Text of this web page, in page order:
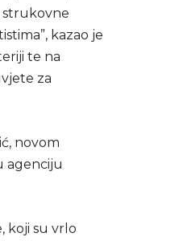
strukovne
kazao je
te na
za
novom
agenciju
koji su vrlo